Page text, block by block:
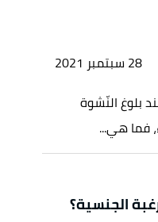
28 سبتمبر 2021
بلوغ النّشوة
الجنسية؟